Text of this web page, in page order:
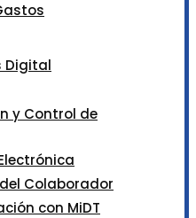
Digital
y Control de
Colaborador
con MiDT